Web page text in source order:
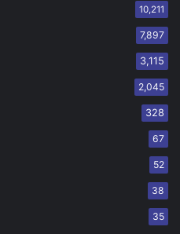
10,211
7,897
3,115
2,045
328
67
52
38
35